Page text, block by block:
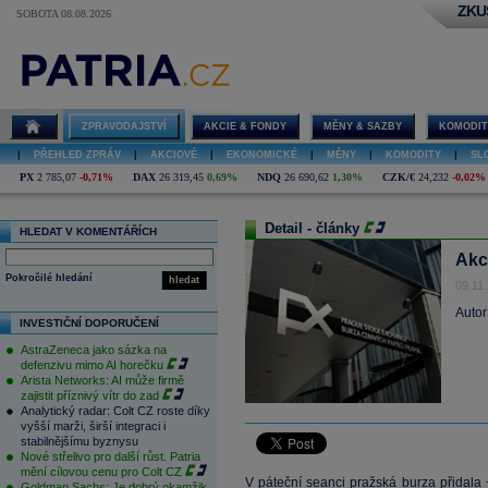
SOBOTA 08.08.2026
ZPRAVODAJSTVÍ AKCIE & FONDY MĚNY & SAZBY
PŘEHLED ZPRÁV AKCIOVÉ EKONOMICKÉ MĚNY KOMODITY
PX 2 785,07 -0,71% DAX 26 319,45 0,69% NDQ 26 690,62 1,30% CZK/€ 24,232 -0,02%
HLEDAT V KOMENTÁŘÍCH
hledat
Pokročilé hledání
INVESTIČNÍ DOPORUČENÍ
AstraZeneca jako sázka na
defenzivu mimo AI horečku
Arista Networks: AI může firmě
zajistit příznivý vítr do zad
Analytický radar: Colt CZ roste díky
vyšší marži, širší integraci i
stabilnějšímu byznysu
Nové střelivo pro další růst. Patria
mění cílovou cenu pro Colt CZ
Detail - články
V páteční seanci pražská burza